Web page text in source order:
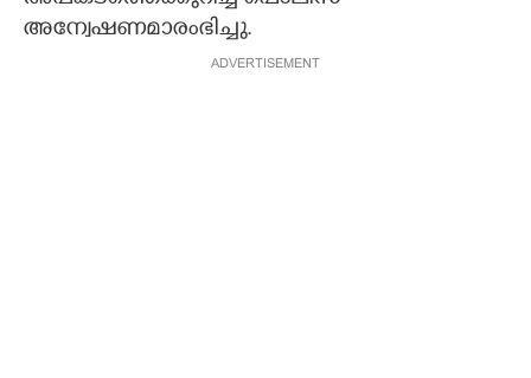
അന്വേഷണമാരംഭിച്ചു.
ADVERTISEMENT